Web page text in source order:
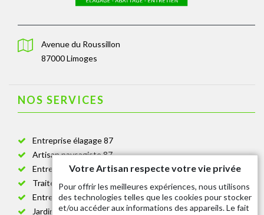
Avenue du Roussillon
87000 Limoges
NOS SERVICES
Entreprise élagage 87
Artisan paysagiste 87
Entreprise de jardinage 87
Traitement anti-chenille 87
Entreprise abattage arbre 87
Jardinier taille de haie 87
Votre Artisan respecte votre vie privée
Pour offrir les meilleures expériences, nous utilisons
des technologies telles que les cookies pour stocker
et/ou accéder aux informations des appareils. Le fait